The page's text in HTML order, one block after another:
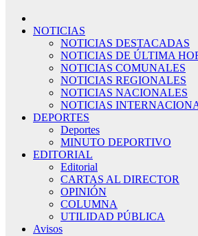
NOTICIAS
NOTICIAS DESTACADAS
NOTICIAS DE ÚLTIMA
NOTICIAS COMUNALES
NOTICIAS REGIONALES
NOTICIAS NACIONALES
NOTICIAS
DEPORTES
Deportes
MINUTO DEPORTIVO
EDITORIAL
Editorial
CARTAS AL DIRECTOR
OPINIÓN
COLUMNA
UTILIDAD PÚBLICA
Avisos